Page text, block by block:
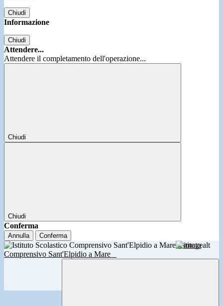
Chiudi
Informazione
Chiudi
Attendere...
Attendere il completamento dell'operazione...
Chiudi
Chiudi
Conferma
Annulla Conferma
Istituto
Comprensivo Sant'Elpidio a Mare